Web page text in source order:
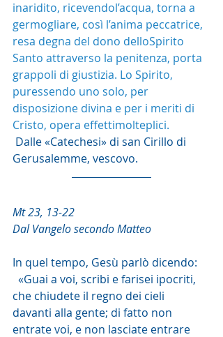
inaridito, ricevendol’acqua, torna a
germogliare, così l’anima peccatrice,
resa degna del dono delloSpirito
Santo attraverso la penitenza, porta
grappoli di giustizia. Lo Spirito,
puressendo uno solo, per
disposizione divina e per i meriti di
Cristo, opera effettimolteplici.
Gerusalemme, vescovo.
Mt 23, 13-22
Dal Vangelo secondo Matteo
In quel tempo, Gesù parlò dicendo:
che chiudete il regno dei cieli
davanti alla gente; di fatto non
entrate voi, e non lasciate entrare